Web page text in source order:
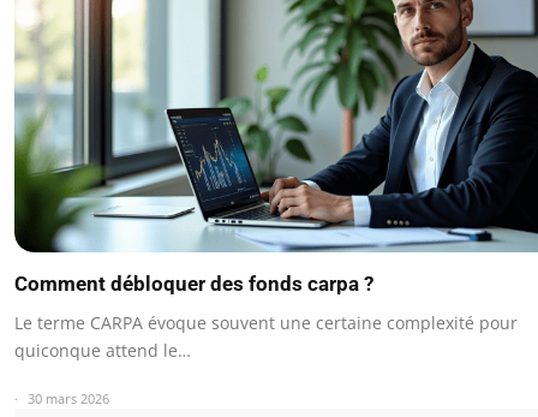
Comment débloquer des fonds carpa ?
Le terme CARPA évoque souvent une certaine complexité pour
quiconque attend le…
30 mars 2026